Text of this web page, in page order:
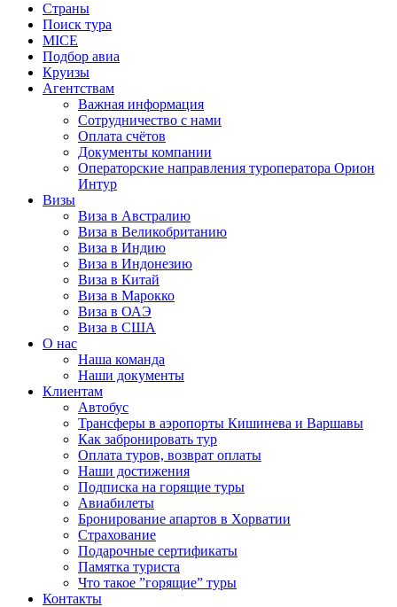
Страны
Поиск тура
MICE
Подбор авиа
Круизы
Агентствам
Важная информация
Сотрудничество с нами
Оплата счётов
Документы компании
Операторские направления туроператора Орион
Интур
Визы
Виза в Австралию
Виза в Великобританию
Виза в Индию
Виза в Индонезию
Виза в Китай
Виза в Марокко
Виза в ОАЭ
Виза в США
О нас
Наша команда
Наши документы
Клиентам
Автобус
Трансферы в аэропорты Кишинева и Варшавы
Как забронировать тур
Оплата туров, возврат оплаты
Наши достижения
Подписка на горящие туры
Авиабилеты
Бронирование апартов в Хорватии
Страхование
Подарочные сертификаты
Памятка туриста
Что такое ”горящие” туры
Контакты